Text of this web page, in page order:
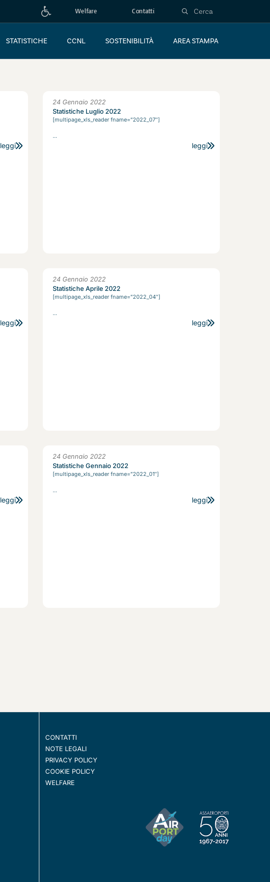
Welfare Contatti
STATISTICHE CCNL SOSTENIBILITÀ AREA STAMPA
leggi
24 Gennaio 2022
Statistiche Luglio 2022
[multipage_xls_reader fname=”2022_07″]
...
leggi
leggi
24 Gennaio 2022
Statistiche Aprile 2022
[multipage_xls_reader fname=”2022_04″]
...
leggi
leggi
24 Gennaio 2022
Statistiche Gennaio 2022
[multipage_xls_reader fname=”2022_01″]
...
leggi
CONTATTI
NOTE LEGALI
PRIVACY POLICY
COOKIE POLICY
WELFARE